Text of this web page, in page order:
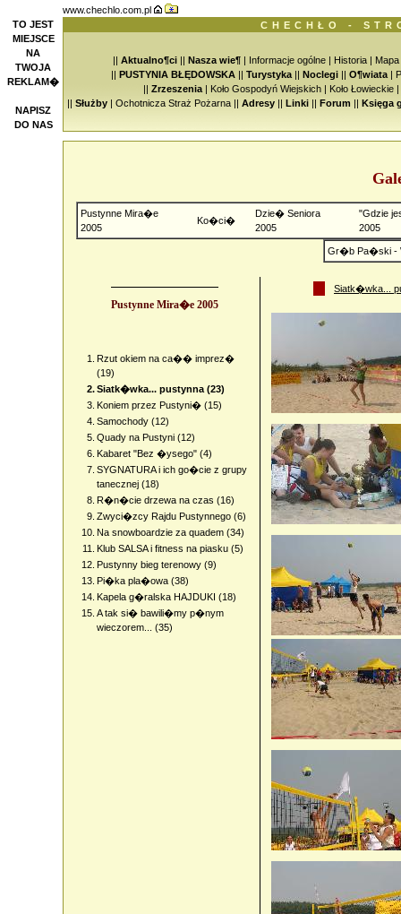
TO JEST
MIEJSCE
NA
TWOJA
REKLAM�
NAPISZ
DO NAS
www.chechlo.com.pl
CHECHŁO -
|| Aktualno¶ci || Nasza wie¶ | Informacje ogólne | Historia | Mapa
|| PUSTYNIA BŁĘDOWSKA || Turystyka || Noclegi || O¶wiata |
|| Zrzeszenia | Koło Gospodyń Wiejskich | Koło Łowieckie |
|| Służby | Ochotnicza Straż Pożarna || Adresy || Linki || Forum || Księga
Pustynne Mira�e
2005
Ko�ci�
Dzie� Seniora
2005
"Gdzie
2005
Gr�b Pa�ski -
Pustynne Mira�e 2005
1. Rzut okiem na ca�� imprez�
(19)
2.Siatk�wka... pustynna (23)
3. Koniem przez Pustyni� (15)
4. Samochody (12)
5. Quady na Pustyni (12)
6. Kabaret "Bez �ysego" (4)
7. SYGNATURA i ich go�cie z grupy
tanecznej (18)
8. R�n�cie drzewa na czas (16)
9. Zwyci�zcy Rajdu Pustynnego (6)
10. Na snowboardzie za quadem (34)
11. Klub SALSA i fitness na piasku (5)
12. Pustynny bieg terenowy (9)
13. Pi�ka pla�owa (38)
14. Kapela g�ralska HAJDUKI (18)
15. A tak si� bawili�my p�nym
wieczorem... (35)
Siatk�wka...